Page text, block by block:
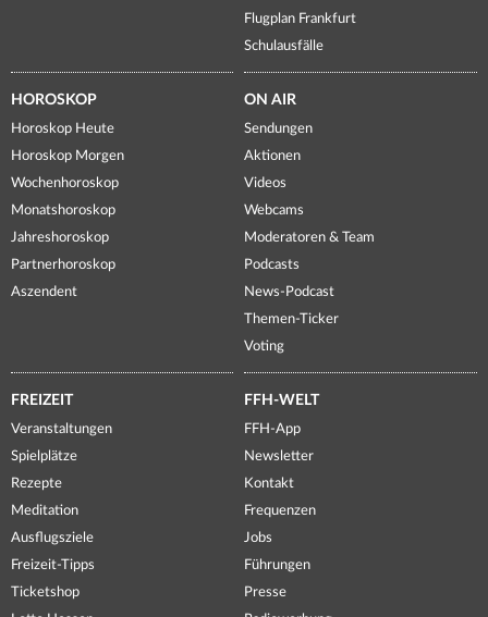
Flugplan Frankfurt
Schulausfälle
HOROSKOP
Horoskop Heute
Horoskop Morgen
Wochenhoroskop
Monatshoroskop
Jahreshoroskop
Partnerhoroskop
Aszendent
ON AIR
Sendungen
Aktionen
Videos
Webcams
Moderatoren & Team
Podcasts
News-Podcast
Themen-Ticker
Voting
FREIZEIT
Veranstaltungen
Spielplätze
Rezepte
Meditation
Ausflugsziele
Freizeit-Tipps
Ticketshop
FFH-WELT
FFH-App
Newsletter
Kontakt
Frequenzen
Jobs
Führungen
Presse